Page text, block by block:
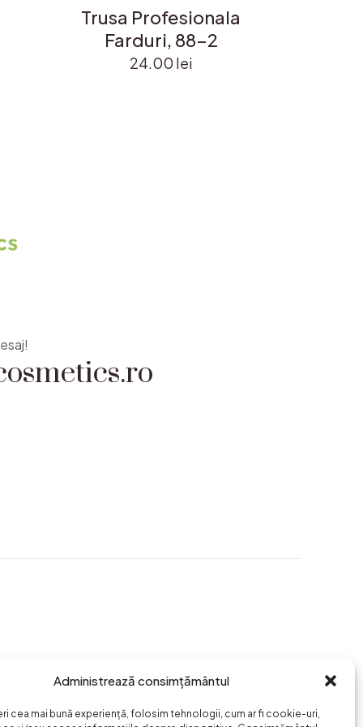
Administrează consimțământul
cea mai bună experiență, folosim tehnologii, cum ar fi cookie-uri,
Trusa Profesionala
Farduri, 88-2
24.00 lei